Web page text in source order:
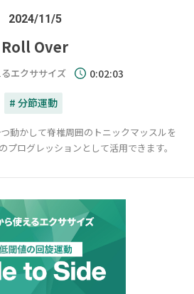
2024/11/5
Roll Over
エクササイズ 0:02:03
# 分節運動
動かして脊椎周囲のトニックマッスルを
プログレッションとして活用できます。